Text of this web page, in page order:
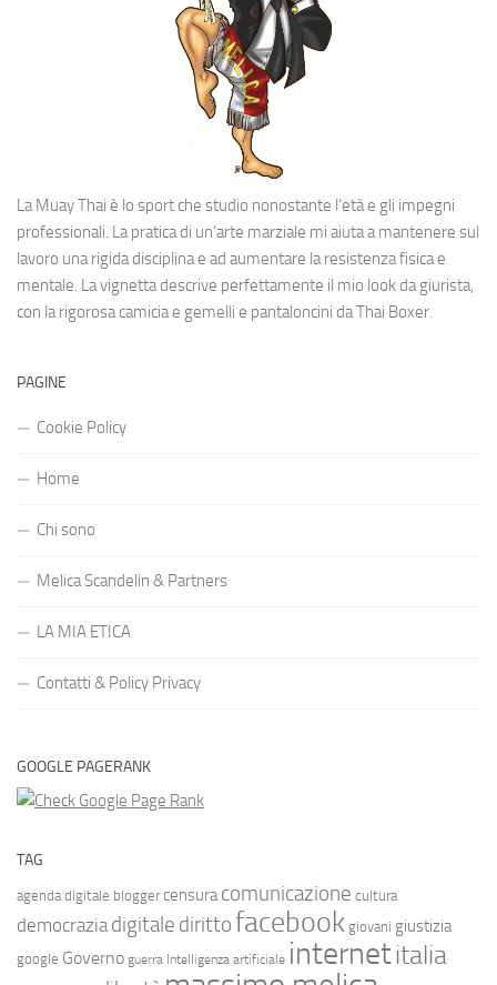
La Muay Thai è lo sport che studio nonostante l’età e gli impegni
professionali. La pratica di un’arte marziale mi aiuta a mantenere sul
lavoro una rigida disciplina e ad aumentare la resistenza fisica e
mentale. La vignetta descrive perfettamente il mio look da giurista,
con la rigorosa camicia e gemelli e pantaloncini da Thai Boxer.
PAGINE
Cookie Policy
Home
Chi sono
Melica Scandelin & Partners
LA MIA ETICA
Contatti & Policy Privacy
GOOGLE PAGERANK
TAG
agenda digitale blogger censura comunicazione cultura
democrazia digitale dirittofacebook giovani giustizia
google Governo guerra Intelligenza artificiale internetitalia